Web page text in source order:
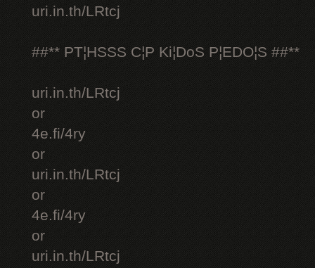
uri.in.th/LRtcj
##** PT¦HSSS C¦P Ki¦DoS P¦EDO¦S ##**
uri.in.th/LRtcj
or
4e.fi/4ry
or
uri.in.th/LRtcj
or
4e.fi/4ry
or
uri.in.th/LRtcj